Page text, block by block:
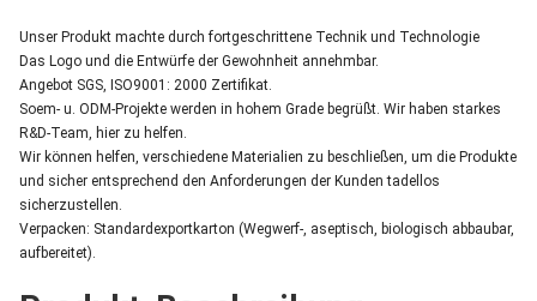
Unser Produkt machte durch fortgeschrittene Technik und Technologie
Das Logo und die Entwürfe der Gewohnheit annehmbar.
Angebot SGS, ISO9001: 2000 Zertifikat.
Soem- u. ODM-Projekte werden in hohem Grade begrüßt. Wir haben starkes
R&D-Team, hier zu helfen.
Wir können helfen, verschiedene Materialien zu beschließen, um die Produkte
und sicher entsprechend den Anforderungen der Kunden tadellos
sicherzustellen.
Verpacken: Standardexportkarton (Wegwerf-, aseptisch, biologisch abbaubar,
aufbereitet).